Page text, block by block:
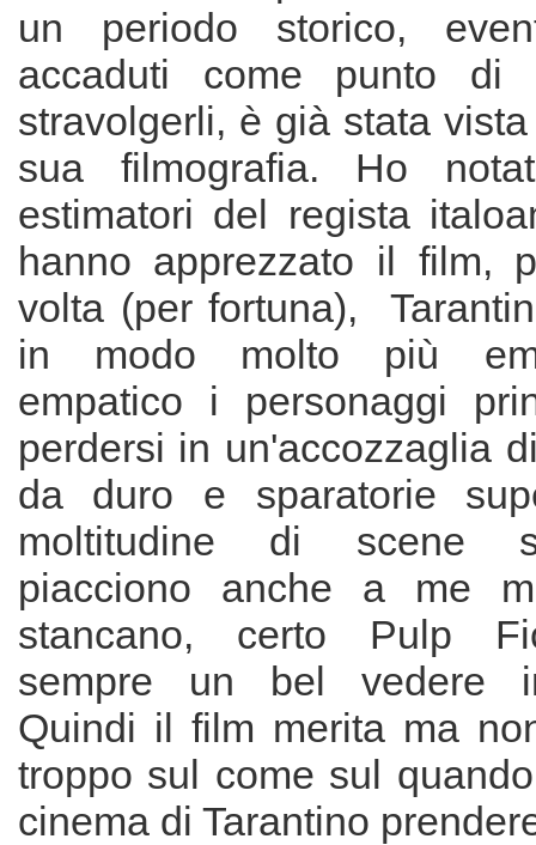
un periodo storico,
accaduti come punto di
stravolgerli, è già stata
sua filmografia. Ho
estimatori del regista
hanno apprezzato il film,
volta (per fortuna),
in modo molto più
empatico i personaggi
perdersi in un'accozzaglia
da duro e sparatorie
moltitudine di scene
piacciono anche a me
stancano, certo Pulp
sempre un bel vedere
Quindi il film merita ma
troppo sul come sul
cinema di Tarantino